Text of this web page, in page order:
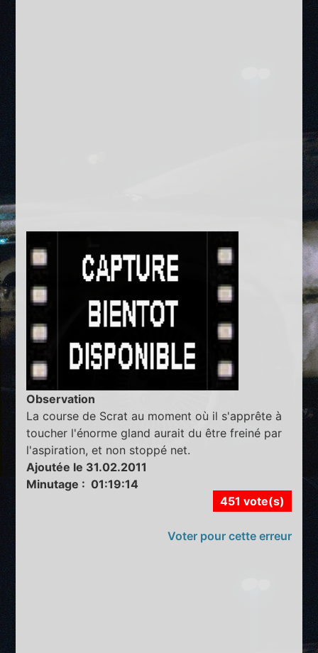
Observation
La course de Scrat au moment où il s'apprête à
toucher l'énorme gland aurait du être freiné par
l'aspiration, et non stoppé net.
Ajoutée le 31.02.2011
Minutage : 01:19:14
451 vote(s)
Voter pour cette erreur